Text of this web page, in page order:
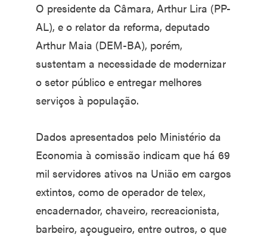
O presidente da Câmara, Arthur Lira (PP-
AL), e o relator da reforma, deputado
Arthur Maia (DEM-BA), porém,
sustentam a necessidade de modernizar
o setor público e entregar melhores
serviços à população.
Dados apresentados pelo Ministério da
Economia à comissão indicam que há 69
mil servidores ativos na União em cargos
extintos, como de operador de telex,
encadernador, chaveiro, recreacionista,
barbeiro, açougueiro, entre outros, o que